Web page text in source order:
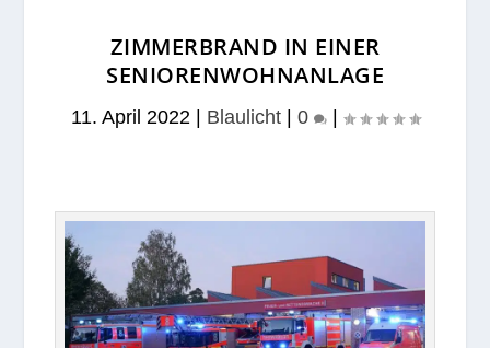
ZIMMERBRAND IN EINER
SENIORENWOHNANLAGE
11. April 2022| Blaulicht| 0 |